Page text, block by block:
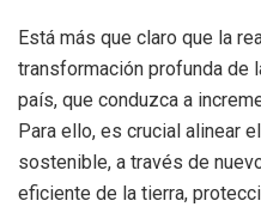
Está más que claro que la
transformación profunda de
país, que conduzca a
Para ello, es crucial alinear
sostenible, a través de
eficiente de la tierra,